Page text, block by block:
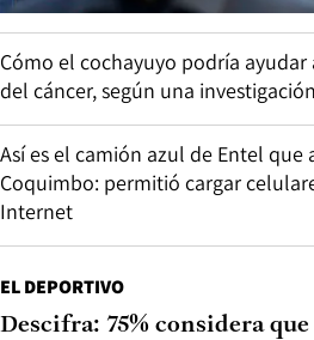
Cómo el cochayuyo podría
del cáncer, según una
Así es el camión azul de Entel
Coquimbo: permitió cargar
Internet
EL DEPORTIVO
Descifra: 75% considera